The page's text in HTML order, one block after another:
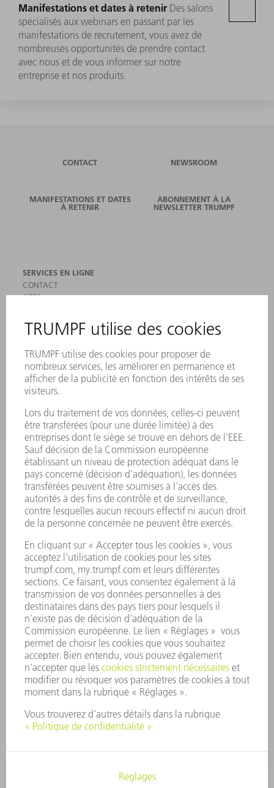
Manifestations et dates à retenir Des salons
spécialisés aux webinars en passant par les
manifestations de recrutement, vous avez de
nombreuses opportunités de prendre contact
avec nous et de vous informer sur notre
entreprise et nos produits.
CONTACT NEWSROOM
MANIFESTATIONS ET DATES
À RETENIR
ABONNEMENT À LA
NEWSLETTER TRUMPF
SERVICES EN LIGNE
CONTACT
SITES
INSCRIPTION À LA NEWSLETTER
MYTRUMPF
PRODUITS
MACHINES & SYSTÈMES
LASER
ELECTRONIQUE DE PUISSANCE
OUTILS ÉLECTRIQUES
SMART FACTORY
LOGICIEL
SERVICES
APPLICATIONS
SECTEURS D'ACTIVITÉ
ENTREPRISE
CARRIÈRE
OFFRES D'EMPLOI
PROFIL DE L'ENTREPRISE
CONSEIL D'ADMINISTRATION
RAPPORT ANNUEL
PRINCIPES FONDAMENTAUX DE L'ENTREPRISE
CONFORMITÉ
SYSTÈME D'ALERTE
SÉCURITÉ
COMMUNIQUÉS DE PRESSE
MAGAZINE
DURABILITÉ
ENVIRONNEMENT ET CLIMAT
SOCIAL ET SOCIÉTÉ
GESTION D'ENTREPRISE
PROTECTION DES DONNÉES PERSONNELLES